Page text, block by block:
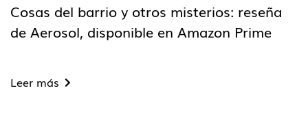
Cosas del barrio y otros misterios: reseña
de Aerosol, disponible en Amazon Prime
Leer más